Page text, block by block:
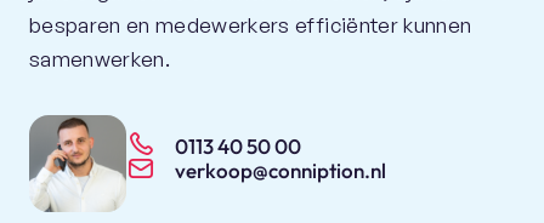
besparen en medewerkers efficiënter kunnen
samenwerken.
0113 40 50 00
verkoop@conniption.nl